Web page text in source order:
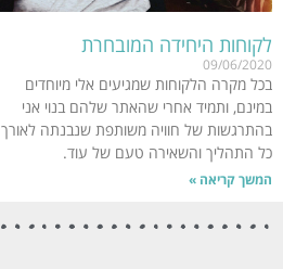
לקוחות היחידה המובחרת
09/06/2020
בכל מקרה הלקוחות שמגיעים אלי מיוחדים
במינם, ותמיד אחרי שהאתר שלהם בנוי אני
בהתרגשות של חוויה משותפת שנבנתה לאורך
כל התהליך והשאירה טעם של עוד.
המשך קריאה »